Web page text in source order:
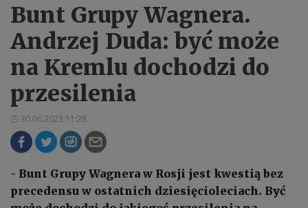
Bunt Grupy Wagnera.
Andrzej Duda: być może
na Kremlu dochodzi do
przesilenia
30.06.2023 11:28
- Bunt Grupy Wagnera w Rosji jest kwestią bez
precedensu w ostatnich dziesięcioleciach. Być